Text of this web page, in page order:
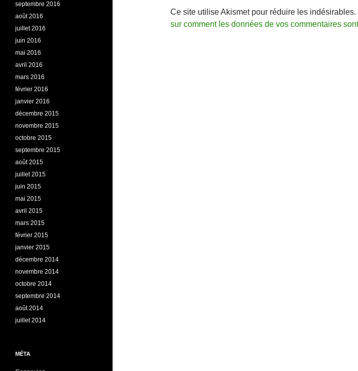
Ce site utilise Akismet pour réduire les indésirables.
sur comment les données de vos commentaires
septembre 2016
août 2016
juillet 2016
juin 2016
mai 2016
avril 2016
mars 2016
février 2016
janvier 2016
décembre 2015
novembre 2015
octobre 2015
septembre 2015
août 2015
juillet 2015
juin 2015
mai 2015
avril 2015
mars 2015
février 2015
janvier 2015
décembre 2014
novembre 2014
octobre 2014
septembre 2014
août 2014
juillet 2014
MÉTA